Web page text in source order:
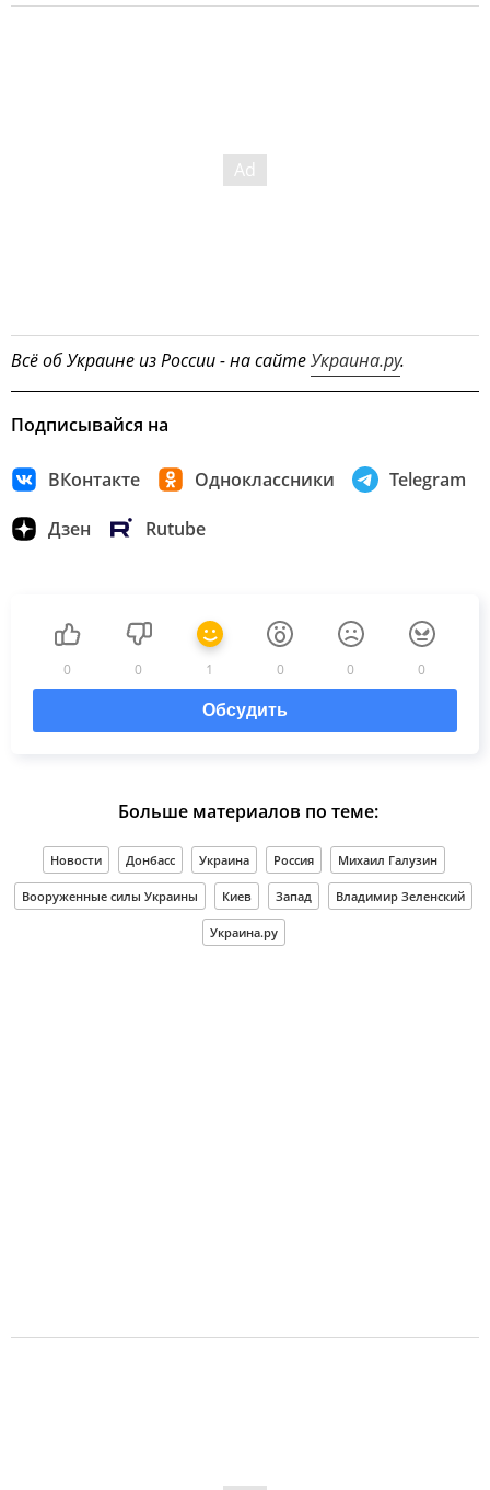
Всё об Украине из России - на сайтеУкраина.ру.
Подписывайся на
ВКонтакте Одноклассники Telegram
Дзен Rutube
0 0 1 0 0 0
Обсудить
Больше материалов по теме:
Новости Донбасс Украина Россия Михаил Галузин
Вооруженные силы Украины Киев Запад Владимир Зеленский
Украина.ру